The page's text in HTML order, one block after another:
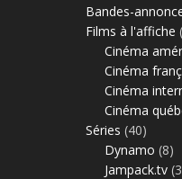
Bandes-
Films à l'affiche
Cinéma
Cinéma
Cinéma
Cinéma
Séries (40)
Dynamo (8)
Jampack.tv